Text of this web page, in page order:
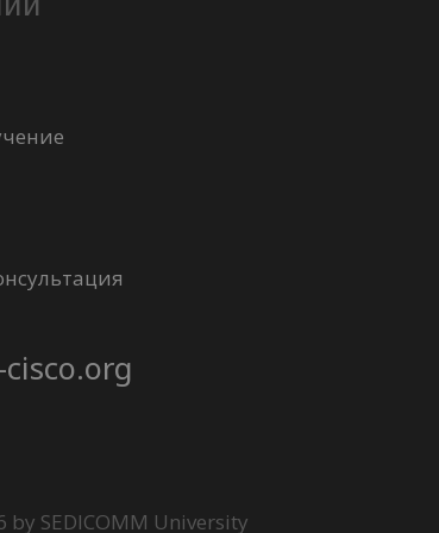
SEDICOMM University